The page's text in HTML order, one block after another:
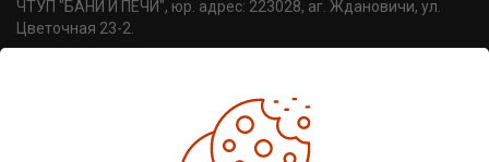
ЧТУП "БАНИ И ПЕЧИ", юр. адрес: 223028, аг. Ждановичи, ул.
Цветочная 23-2.